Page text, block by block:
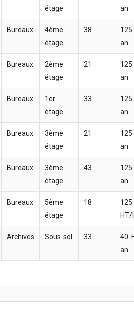
étage
an
Bureaux
4ème
étage
38
125
an
Bureaux
2ème
étage
21
125
an
Bureaux
1er
étage
33
125
an
Bureaux
3ème
étage
21
125
an
Bureaux
3ème
étage
43
125
an
Bureaux
5ème
étage
18
125 
HT/
Archives Sous-sol 33
40 
an